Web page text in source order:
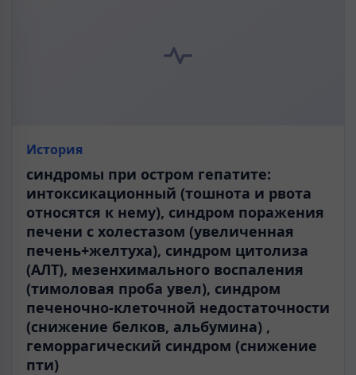
История
синдромы при остром гепатите:
интоксикационный (тошнота и рвота
относятся к нему), синдром поражения
печени с холестазом (увеличенная
печень+желтуха), синдром цитолиза
(АЛТ), мезенхимального воспаления
(тимоловая проба увел), синдром
печеночно-клеточной недостаточности
(снижение белков, альбумина) ,
геморрагический синдром (снижение
пти)